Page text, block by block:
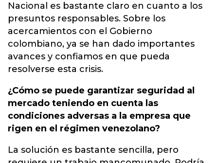
Nacional es bastante claro en cuanto a los
presuntos responsables. Sobre los
acercamientos con el Gobierno
colombiano, ya se han dado importantes
avances y confiamos en que pueda
resolverse esta crisis.
¿Cómo se puede garantizar seguridad al
mercado teniendo en cuenta las
condiciones adversas a la empresa que
rigen en el régimen venezolano?
La solución es bastante sencilla, pero